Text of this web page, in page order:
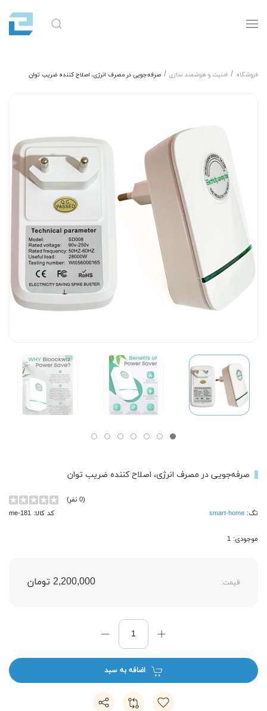
فروشگاه امنیت و هوشمند سازی صرفه‌جویی در مصرف انرژی، اصلاح کننده ضریب توان
صرفه‌جویی در مصرف انرژی، اصلاح کننده ضریب توان
(0 نفر)
تگ: smart-home کد کالا: me-181
موجودی: 1
قیمت: 2,200,000 تومان
اضافه به سبد